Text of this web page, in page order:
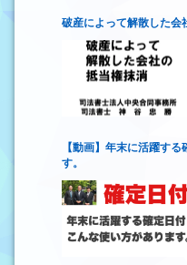
破産によって解散した会
【動画】年末に活躍す
す。